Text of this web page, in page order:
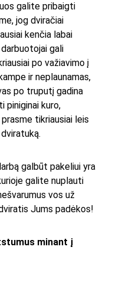
galite pribaigti
jog dviračiai
kenčia labai
gali
po važiavimo į
ir neplaunamas,
po truputį gadina
piniginai kuro,
tikriausiai leis
galbūt pakeliui yra
galite nuplauti
vos už
Jums padėkos!
minant į